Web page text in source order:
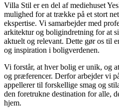
Villa Stil er en del af mediehuset
mulighed for at trække på et stort
ekspertise. Vi samarbejder med
arkitektur og boligindretning for at
aktuelt og relevant. Dette gør os til
og inspiration i boligverdenen.
Vi forstår, at hver bolig er unik, og
og præferencer. Derfor arbejder vi
appellerer til forskellige smag og
den foretrukne destination for alle,
hjem.